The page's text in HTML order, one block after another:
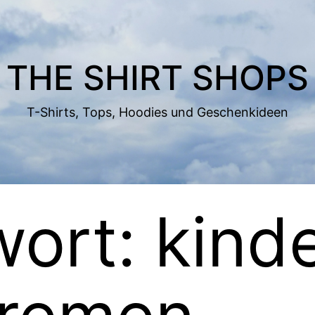
THE SHIRT SHOPS
T-Shirts, Tops, Hoodies und Geschenkideen